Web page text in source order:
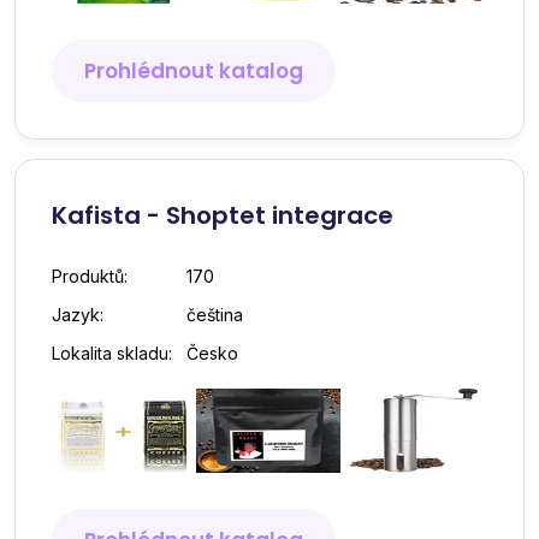
Prohlédnout katalog
Kafista - Shoptet integrace
Produktů:
170
Jazyk:
čeština
Lokalita skladu:
Česko